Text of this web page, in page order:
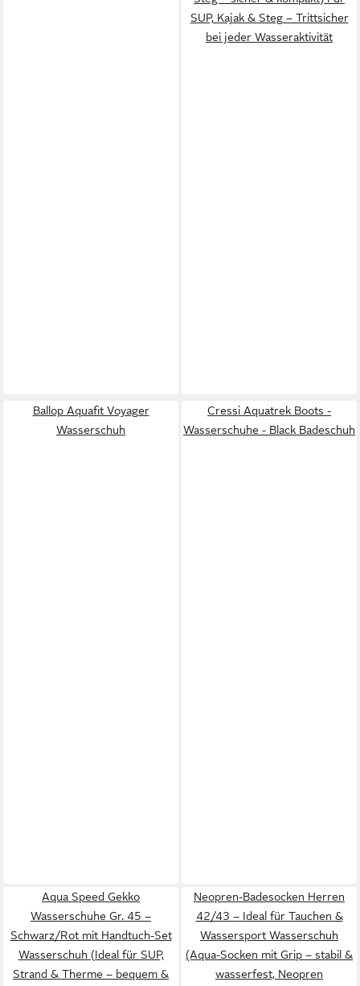
SUP, Kajak & Steg – Trittsicher
bei jeder Wasseraktivität
Ballop Aquafit Voyager
Wasserschuh
Cressi Aquatrek Boots -
Wasserschuhe - Black Badeschuh
Aqua Speed Gekko
Wasserschuhe Gr. 45 –
Schwarz/Rot mit Handtuch-Set
Wasserschuh (Ideal für SUP,
Strand & Therme – bequem &
Neopren-Badesocken Herren
42/43 – Ideal für Tauchen &
Wassersport Wasserschuh
(Aqua-Socken mit Grip – stabil &
wasserfest, Neopren